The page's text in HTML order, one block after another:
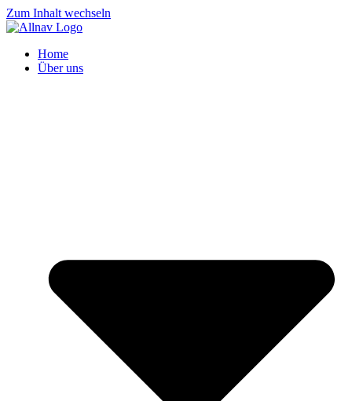
Zum Inhalt wechseln
Home
Über uns